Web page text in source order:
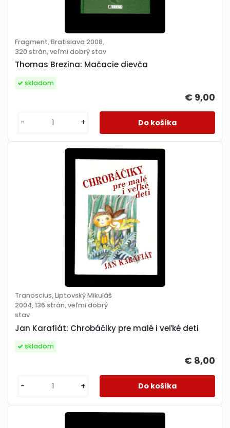
Thomas Brezina: Mačacie dievča
Fragment, Bratislava 2008,
320 strán, veľmi dobrý stav
€ 9,00
skladom
- +
Jan Karafiát: Chrobáčiky pre malé i veľké deti
Tranoscius, Liptovský Mikuláš
2004, 136 strán, veľmi dobrý
stav
€ 8,00
skladom
- +